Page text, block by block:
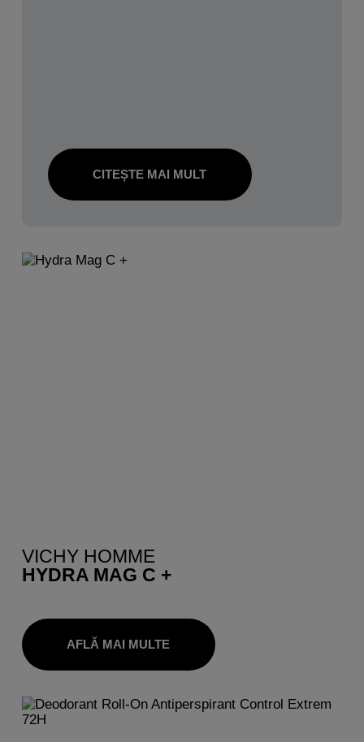
CITEȘTE MAI MULT
VICHY HOMME
HYDRA MAG C +
AFLĂ MAI MULTE